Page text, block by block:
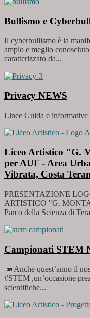
Bullismo e
Il cyberbullismo è la
ampio e meglio
caratterizzato da...
Privacy NEWS
Linee Guida e informative
Liceo Artistico "G.
per AUF - Area
Vibrata, Costa
PRESENTAZIONE
ARTISTICO "G.
Parco della Scienza di
Campionati STEM
📣 Anche quest’anno il
#STEM ,un’occasione
scientifiche...